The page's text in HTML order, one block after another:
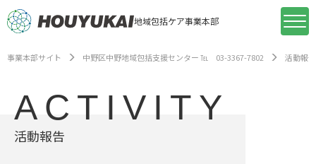
地域包括ケア事業本部
事業本部サイト 中野区中野地域包括支援センター ℡ 03-3367-7802 活動報告
ACTIVITY
活動報告